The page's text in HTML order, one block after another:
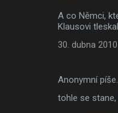
A co Němci,
Klausovi
30. dubna
Anonymní píše…
tohle se